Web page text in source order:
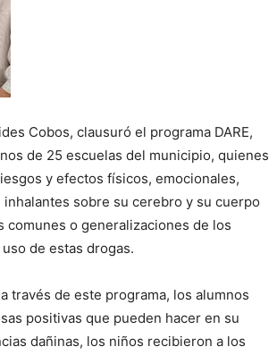
Cobos, clausuró el programa DARE,
de 25 escuelas del municipio, quienes
y efectos físicos, emocionales,
sobre su cerebro y su cuerpo
comunes o generalizaciones de los
de estas drogas.
través de este programa, los alumnos
positivas que pueden hacer en su
dañinas, los niños recibieron a los